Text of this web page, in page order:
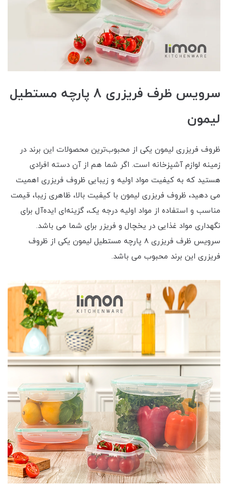
سرویس ظرف فریزری 8 پارچه مستطیل
لیمون
ظروف فریزری لیمون یکی از محبوب‌ترین محصولات این برند در
زمینه لوازم آشپزخانه است. اگر شما هم از آن دسته افرادی
هستید که به کیفیت مواد اولیه و زیبایی ظروف فریزری اهمیت
می دهید، ظروف فریزری لیمون با کیفیت بالا، ظاهری زیبا، قیمت
مناسب و استفاده از مواد اولیه درجه یک، گزینه‌ای ایده‌آل برای
نگهداری مواد غذایی در یخچال و فریزر برای شما می باشد.
سرویس ظرف فریزری 8 پارچه مستطیل لیمون یکی از ظروف
فریزری این برند محبوب می باشد.